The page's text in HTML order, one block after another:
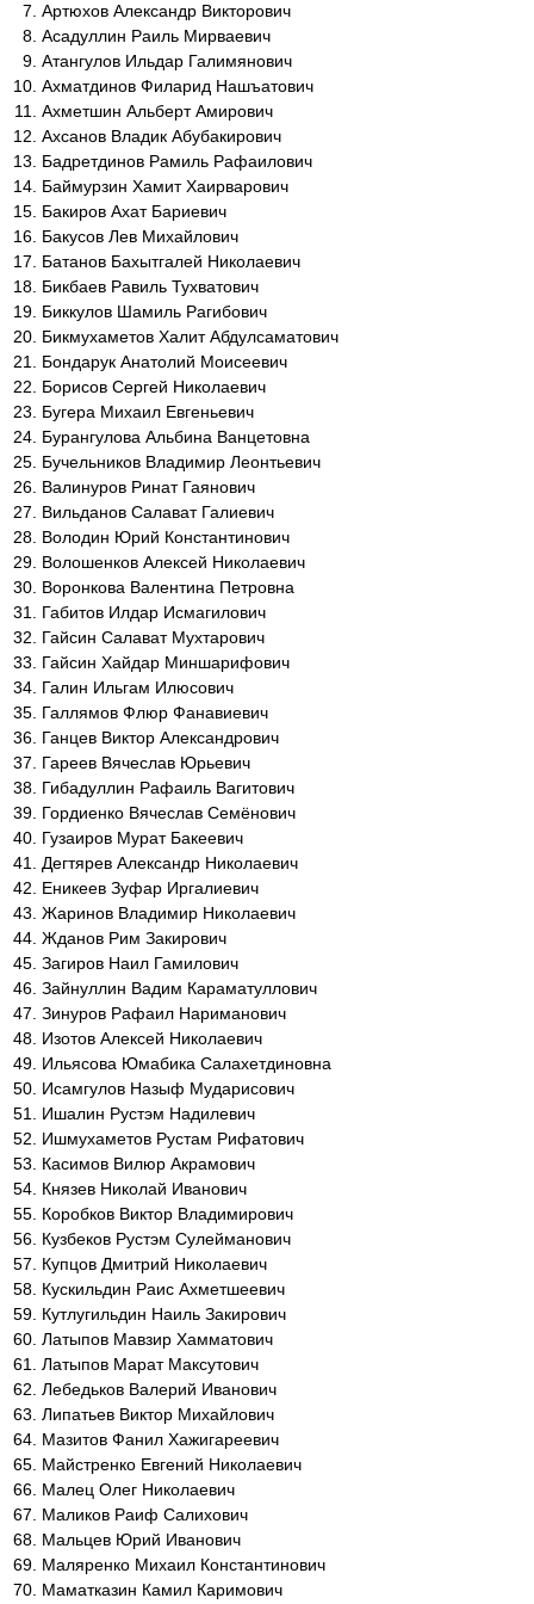
Артюхов Александр Викторович
Асадуллин Раиль Мирваевич
Атангулов Ильдар Галимянович
Ахматдинов Филарид Нашъатович
Ахметшин Альберт Амирович
Ахсанов Владик Абубакирович
Бадретдинов Рамиль Рафаилович
Баймурзин Хамит Хаирварович
Бакиров Ахат Бариевич
Бакусов Лев Михайлович
Батанов Бахытгалей Николаевич
Бикбаев Равиль Тухватович
Биккулов Шамиль Рагибович
Бикмухаметов Халит Абдулсаматович
Бондарук Анатолий Моисеевич
Борисов Сергей Николаевич
Бугера Михаил Евгеньевич
Бурангулова Альбина Ванцетовна
Бучельников Владимир Леонтьевич
Валинуров Ринат Гаянович
Вильданов Салават Галиевич
Володин Юрий Константинович
Волошенков Алексей Николаевич
Воронкова Валентина Петровна
Габитов Илдар Исмагилович
Гайсин Салават Мухтарович
Гайсин Хайдар Миншарифович
Галин Ильгам Илюсович
Галлямов Флюр Фанавиевич
Ганцев Виктор Александрович
Гареев Вячеслав Юрьевич
Гибадуллин Рафаиль Вагитович
Гордиенко Вячеслав Семёнович
Гузаиров Мурат Бакеевич
Дегтярев Александр Николаевич
Еникеев Зуфар Иргалиевич
Жаринов Владимир Николаевич
Жданов Рим Закирович
Загиров Наил Гамилович
Зайнуллин Вадим Караматуллович
Зинуров Рафаил Нариманович
Изотов Алексей Николаевич
Ильясова Юмабика Салахетдиновна
Исамгулов Назыф Мударисович
Ишалин Рустэм Надилевич
Ишмухаметов Рустам Рифатович
Касимов Вилюр Акрамович
Князев Николай Иванович
Коробков Виктор Владимирович
Кузбеков Рустэм Сулейманович
Купцов Дмитрий Николаевич
Кускильдин Раис Ахметшеевич
Кутлугильдин Наиль Закирович
Латыпов Мавзир Хамматович
Латыпов Марат Максутович
Лебедьков Валерий Иванович
Липатьев Виктор Михайлович
Мазитов Фанил Хажигареевич
Майстренко Евгений Николаевич
Малец Олег Николаевич
Маликов Раиф Салихович
Мальцев Юрий Иванович
Маляренко Михаил Константинович
Маматказин Камил Каримович